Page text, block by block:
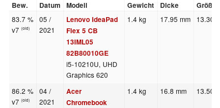
Bew. Datum Modell Gewicht Dicke Größe
83.7 %
v7(old)
05 /
2021
Lenovo IdeaPad
Flex 5 CB
13IML05
82B80010GE
i5-10210U, UHD
Graphics 620
1.4 kg 17.95 mm 13.30"
86.2 %
v7(old)
04 /
2021
Acer
Chromebook
1.4 kg 16.8 mm 13.50"